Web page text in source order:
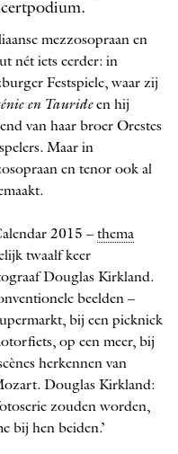
mezzosopraan en
nét iets eerder: in
Festspiele, waar zij
en Taurideen hij
van haar broer Orestes
Maar in
en tenor ook al
2015 – thema
twaalf keer
Douglas Kirkland.
beelden –
bij een picknick
op een meer, bij
herkennen van
Douglas Kirkland:
zouden worden,
bij hen beiden.’